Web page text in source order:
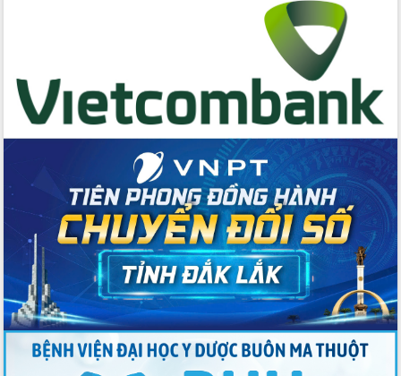
Nhân dân tỉnh
Bệnh án điện tử thúc đẩy chuyển đổi
số y tế tại Đắk Lắk
không gian tri thức trong thời đại số
Đánh giá, rút kinh nghiệm công tác tổ
chức diễn tập trước ngày bầu cử
Chương trình “Gặp gỡ hữu nghị –
Friendship Meeting New Year 2026”
Bầu cử Quốc hội và HĐND: Cử tri Đắk
Lắk gửi gắm niềm tin, kỳ vọng vào lá
phiếu
Đắk Lắk sẵn sàng các điều kiện cho
Ngày hội bầu cử đại biểu Quốc hội
khóa XVI và HĐND các cấp nhiệm kỳ